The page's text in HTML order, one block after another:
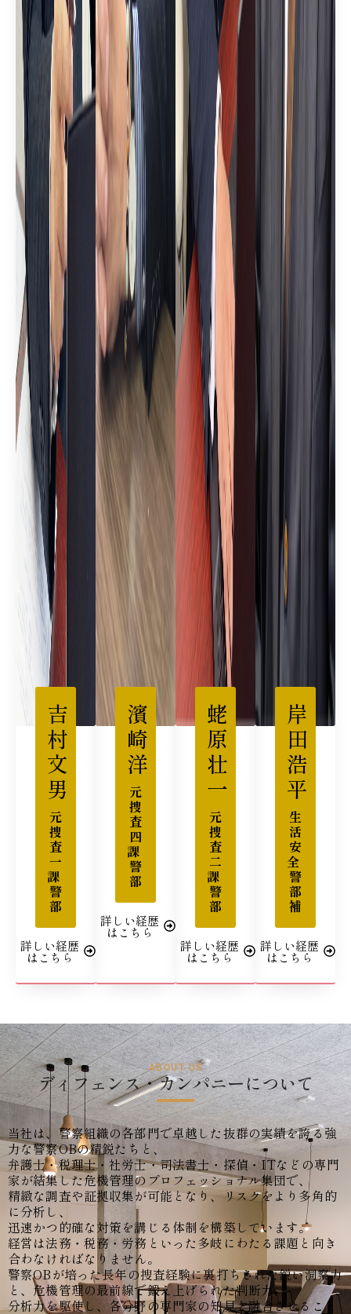
吉
村
文
男
元
捜
査
一
課
警
部
詳しい経歴
はこちら
濱
崎
洋
元
捜
査
四
課
警
部
詳しい経歴
はこちら
蛯
原
壮
一
元
捜
査
二
課
警
部
詳しい経歴
はこちら
岸
田
浩
平
生
活
安
全
警
部
補
詳しい経歴
はこちら
ABOUT US
ディフェンス・カンパニーについて
当社は、警察組織の各部門で卓越した抜群の実績を誇る強
力な警察OBの精鋭たちと、
弁護士・税理士・社労士・司法書士・探偵・ITなどの専門
家が結集した危機管理のプロフェッショナル集団で、
精緻な調査や証拠収集が可能となり、リスクをより多角的
に分析し、
迅速かつ的確な対策を講じる体制を構築しています。
経営は法務・税務・労務といった多岐にわたる課題と向き
合わなければなりません。
警察OBが培った長年の捜査経験に裏打ちされた鋭い洞察力
と、危機管理の最前線で鍛え上げられた判断力、
分析力を駆使し、各分野の専門家の知見と融合させること